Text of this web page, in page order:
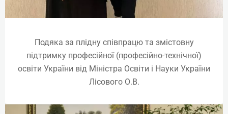
Майстер манікюру. Держ.
диплом
₴36000
Детальніше
Подяка за плідну співпрацю та змістовну
підтримку професійної (професійно-технічної)
освіти України від Міністра Освіти і Науки України
Лісового О.В.